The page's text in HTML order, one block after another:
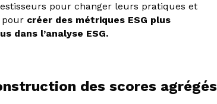
pour changer leurs pratiques et
pour créer des métriques ESG plus
dans l’analyse ESG.
des scores agrégés